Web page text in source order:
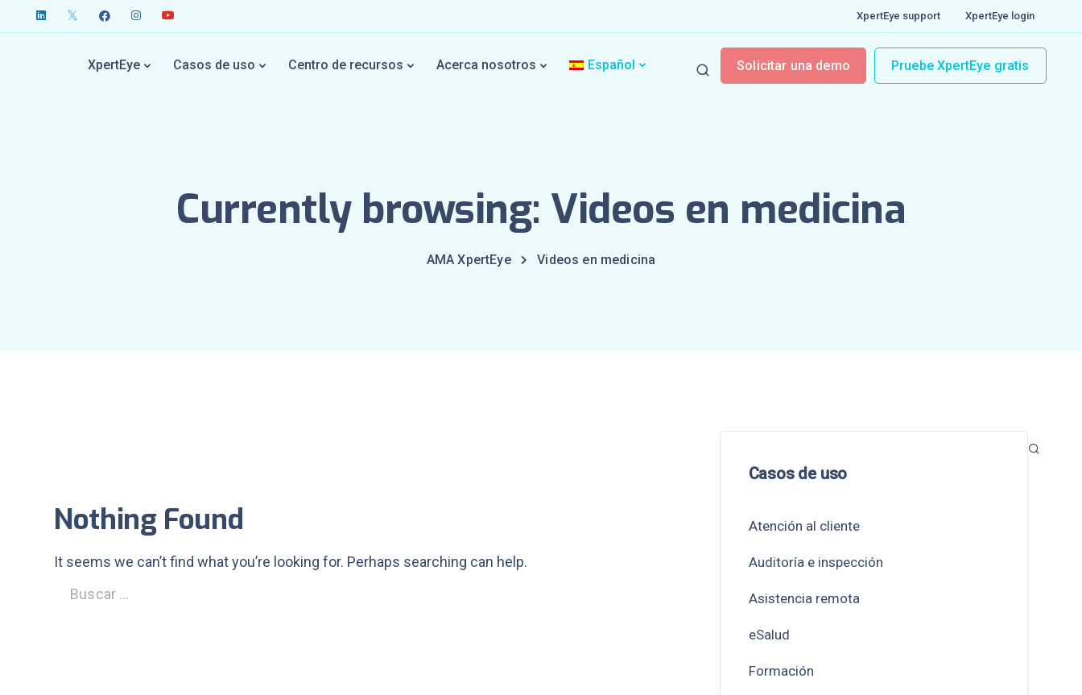
XpertEye support XpertEye login
XpertEye Casos de uso Centro de recursos Acerca nosotros Español Solicitar una demo Pruebe XpertEye gratis
Currently browsing: Videos en medicina
AMA XpertEye Videos en medicina
Nothing Found
It seems we can’t find what you’re looking for. Perhaps searching can help.
Casos de uso
Atención al cliente
Auditoría e inspección
Asistencia remota
eSalud
Formación